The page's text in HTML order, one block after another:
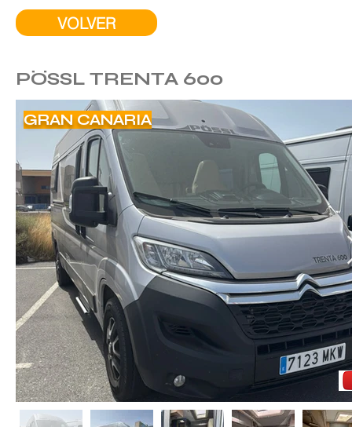
GRAN CANARIA
VOLVER
PÖSSL TRENTA 600